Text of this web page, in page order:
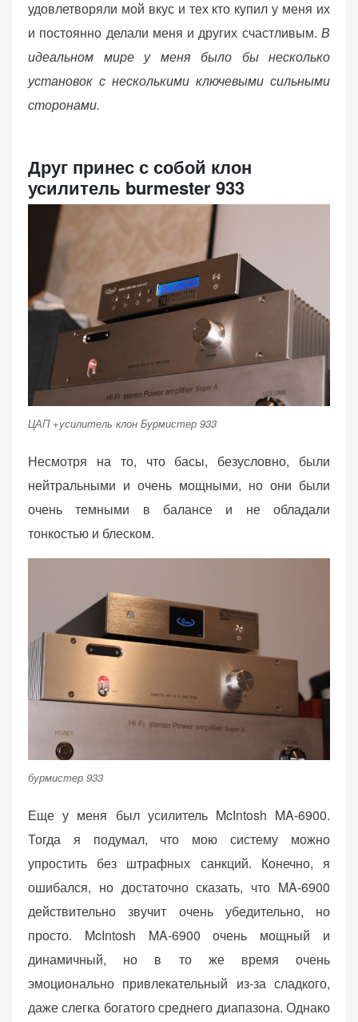
удовлетворяли мой вкус и тех кто купил у меня их
и постоянно делали меня и других счастливым. В
идеальном мире у меня было бы несколько
установок с несколькими ключевыми сильными
сторонами.
Друг принес с собой клон
усилитель burmester 933
ЦАП +усилитель клон Бурмистер 933
Несмотря на то, что басы, безусловно, были
нейтральными и очень мощными, но они были
очень темными в балансе и не обладали
тонкостью и блеском.
бурмистер 933
Еще у меня был усилитель McIntosh MA-6900.
Тогда я подумал, что мою систему можно
упростить без штрафных санкций. Конечно, я
ошибался, но достаточно сказать, что MA-6900
действительно звучит очень убедительно, но
просто. McIntosh MA-6900 очень мощный и
динамичный, но в то же время очень
эмоционально привлекательный из-за сладкого,
даже слегка богатого среднего диапазона. Однако